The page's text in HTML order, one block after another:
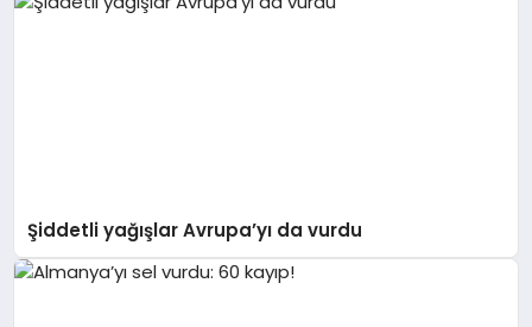
Şiddetli yağışlar Avrupa’yı da vurdu